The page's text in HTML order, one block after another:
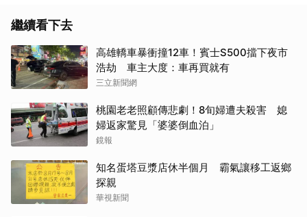
繼續看下去
高雄轎車暴衝撞12車！賓士S500擋下夜市
浩劫 車主大度：車再買就有
三立新聞網
桃園老老照顧傳悲劇！8旬婦遭夫殺害 媳
婦返家驚見「婆婆倒血泊」
鏡報
知名蛋塔豆漿店休半個月 霸氣讓移工返鄉
探親
華視新聞
取消